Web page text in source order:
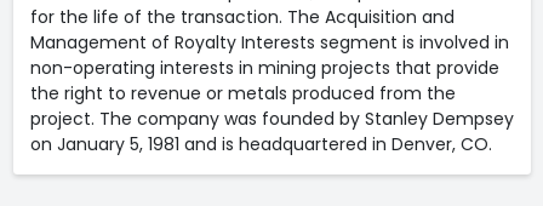
for the life of the transaction. The Acquisition and
Management of Royalty Interests segment is involved in
non-operating interests in mining projects that provide
the right to revenue or metals produced from the
project. The company was founded by Stanley Dempsey
on January 5, 1981 and is headquartered in Denver, CO.